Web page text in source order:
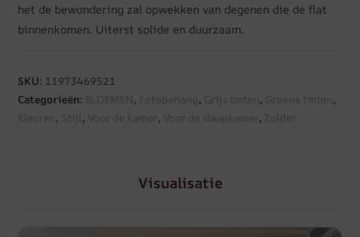
het de bewondering zal opwekken van degenen die de flat
binnenkomen. Uiterst solide en duurzaam.
SKU: 11973469521
Categorieën: BLOEMEN , Fotobehang, Grijs tinten , Groene tinten ,
Kleuren , Stijl, Voor de kamer, Voor de slaapkamer, Zolder
Visualisatie